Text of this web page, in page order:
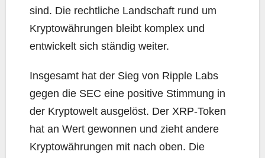
sind. Die rechtliche Landschaft rund um
Kryptowährungen bleibt komplex und
entwickelt sich ständig weiter.
Insgesamt hat der Sieg von Ripple Labs
gegen die SEC eine positive Stimmung in
der Kryptowelt ausgelöst. Der XRP-Token
hat an Wert gewonnen und zieht andere
Kryptowährungen mit nach oben. Die